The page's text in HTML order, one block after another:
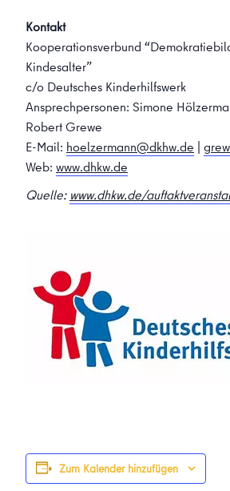
Kontakt
Kooperationsverbund
Kindesalter”
c/o Deutsches Kinderhilfswerk
Ansprechpersonen: Simone
Robert Grewe
E-Mail: hoelzermann@dkhw.de |
Web: www.dhkw.de
Quelle: www.dhkw.de/
Zum Kalender hinzufügen